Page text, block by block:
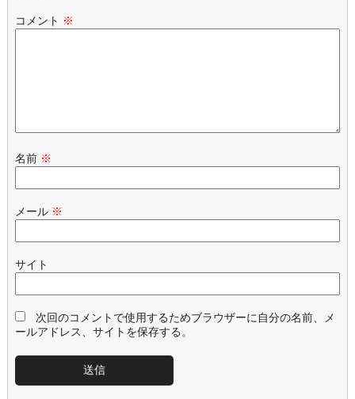
コメント ※
名前 ※
メール ※
サイト
次回のコメントで使用するためブラウザーに自分の名前、メ
ールアドレス、サイトを保存する。